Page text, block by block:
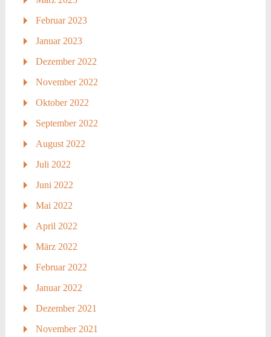
Februar 2023
Januar 2023
Dezember 2022
November 2022
Oktober 2022
September 2022
August 2022
Juli 2022
Juni 2022
Mai 2022
April 2022
März 2022
Februar 2022
Januar 2022
Dezember 2021
November 2021